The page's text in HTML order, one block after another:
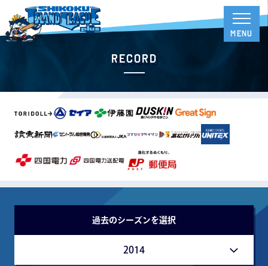
RECORD
過去のシーズンを選択
2014